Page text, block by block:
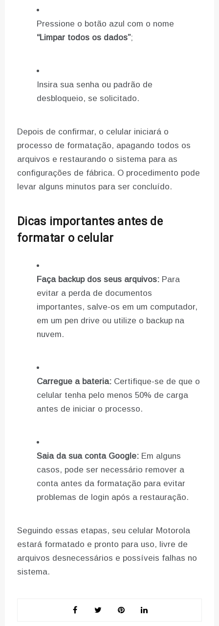
Pressione o botão azul com o nome
“Limpar todos os dados”;
Insira sua senha ou padrão de
desbloqueio, se solicitado.
Depois de confirmar, o celular iniciará o
processo de formatação, apagando todos os
arquivos e restaurando o sistema para as
configurações de fábrica. O procedimento pode
levar alguns minutos para ser concluído.
Dicas importantes antes de
formatar o celular
Faça backup dos seus arquivos: Para
evitar a perda de documentos
importantes, salve-os em um computador,
em um pen drive ou utilize o backup na
nuvem.
Carregue a bateria: Certifique-se de que o
celular tenha pelo menos 50% de carga
antes de iniciar o processo.
Saia da sua conta Google: Em alguns
casos, pode ser necessário remover a
conta antes da formatação para evitar
problemas de login após a restauração.
Seguindo essas etapas, seu celular Motorola
estará formatado e pronto para uso, livre de
arquivos desnecessários e possíveis falhas no
sistema.